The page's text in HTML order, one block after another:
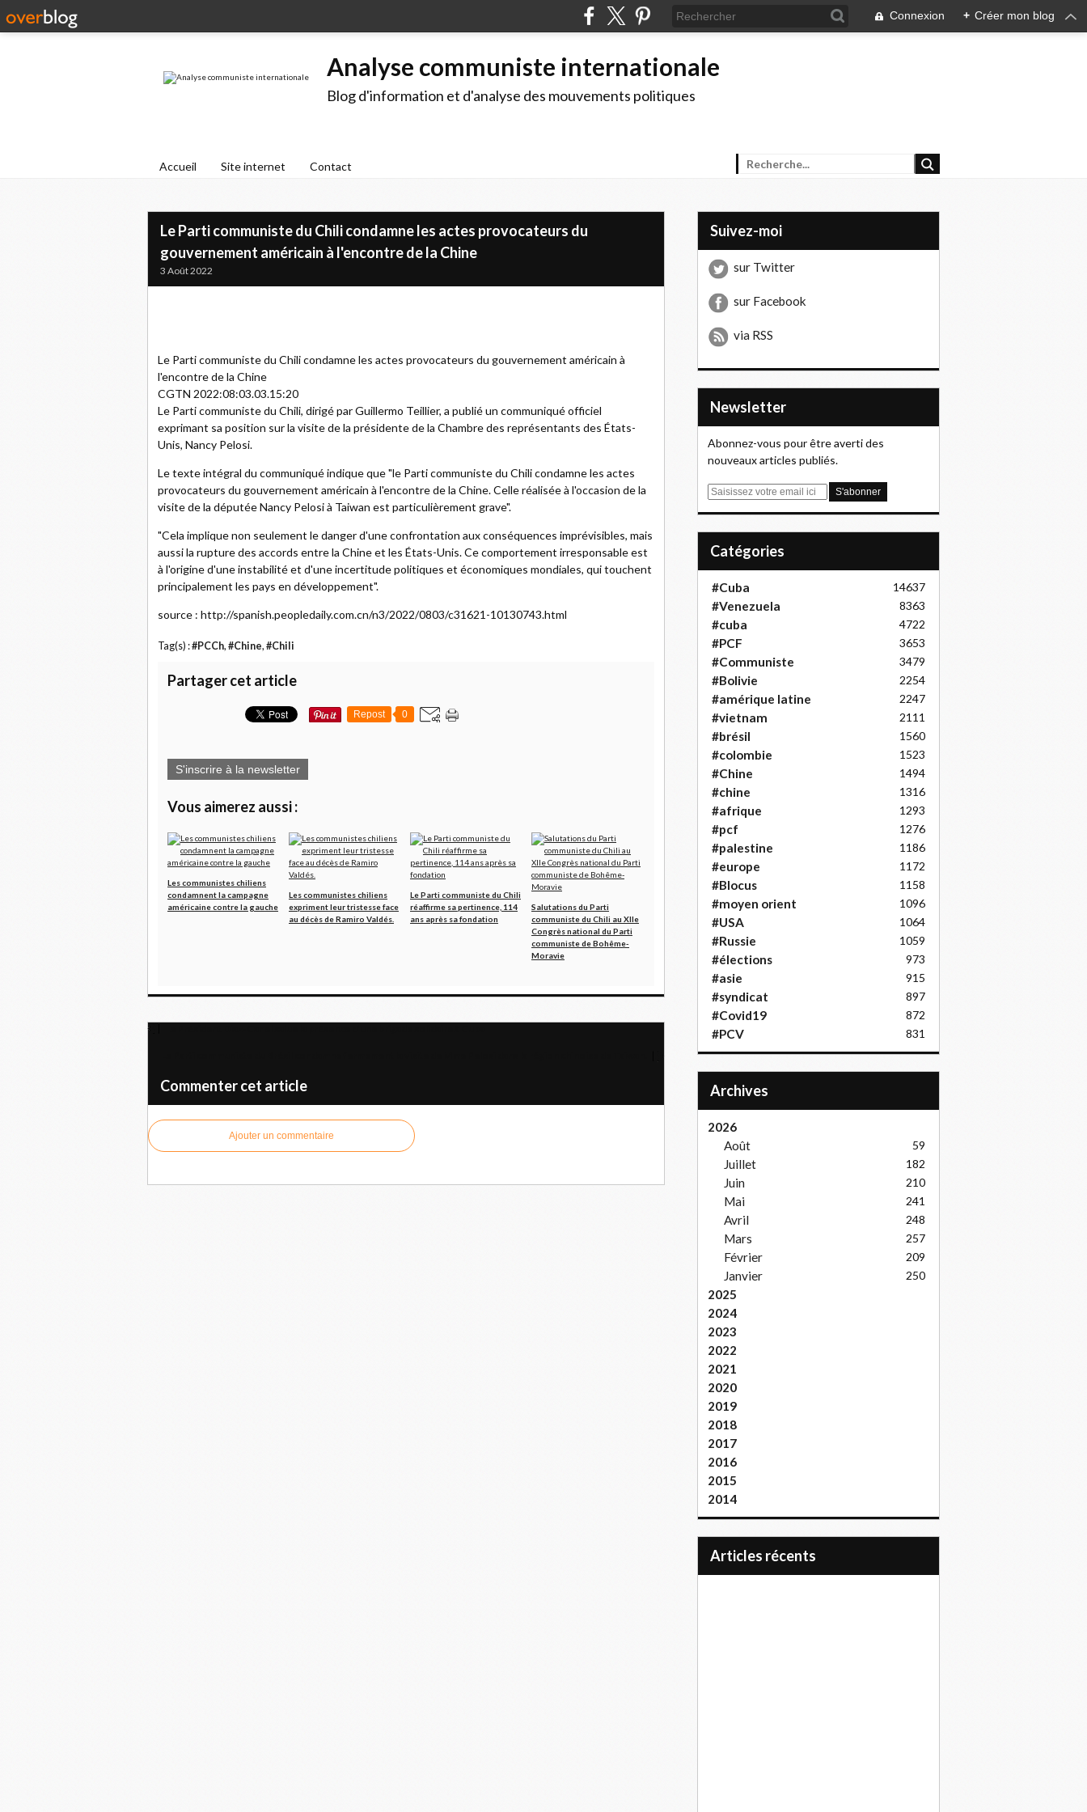
Connexion + Créer mon blog
Analyse communiste internationale
Blog d'information et d'analyse des mouvements politiques
Accueil Site internet Contact
Le Parti communiste du Chili condamne les actes provocateurs du
gouvernement américain à l'encontre de la Chine
3 Août 2022
Le Parti communiste du Chili condamne les actes provocateurs du gouvernement américain à
l'encontre de la Chine
CGTN 2022:08:03.03.15:20
Le Parti communiste du Chili, dirigé par Guillermo Teillier, a publié un communiqué officiel
exprimant sa position sur la visite de la présidente de la Chambre des représentants des États-
Unis, Nancy Pelosi.
Le texte intégral du communiqué indique que "le Parti communiste du Chili condamne les actes
provocateurs du gouvernement américain à l'encontre de la Chine. Celle réalisée à l'occasion de la
visite de la députée Nancy Pelosi à Taiwan est particulièrement grave".
"Cela implique non seulement le danger d'une confrontation aux conséquences imprévisibles, mais
aussi la rupture des accords entre la Chine et les États-Unis. Ce comportement irresponsable est
à l'origine d'une instabilité et d'une incertitude politiques et économiques mondiales, qui touchent
principalement les pays en développement".
source : http://spanish.peopledaily.com.cn/n3/2022/0803/c31621-10130743.html
Tag(s) :#PCCh, #Chine, #Chili
Partager cet article
Repost 0
S'inscrire à la newsletter
Vous aimerez aussi :
Les communistes chiliens
condamnent la campagne
américaine contre la gauche
Les communistes chiliens
expriment leur tristesse face
au décès de Ramiro Valdés.
Le Parti communiste du Chili
réaffirme sa pertinence, 114
ans après sa fondation
Salutations du Parti
communiste du Chili au XIIe
Congrès national du Parti
communiste de Bohême-
Moravie
Commenter cet article
Ajouter un commentaire
Suivez-moi
sur Twitter
sur Facebook
via RSS
Newsletter
Abonnez-vous pour être averti des
nouveaux articles publiés.
E
Catégories
#Cuba 14637
#Venezuela 8363
#cuba 4722
#PCF 3653
#Communiste 3479
#Bolivie 2254
#amérique latine 2247
#vietnam 2111
#brésil 1560
#colombie 1523
#Chine 1494
#chine 1316
#afrique 1293
#pcf 1276
#palestine 1186
#europe 1172
#Blocus 1158
#moyen orient 1096
#USA 1064
#Russie 1059
#élections 973
#asie 915
#syndicat 897
#Covid19 872
#PCV 831
Archives
2026
Août
59
Juillet 182
Juin 210
Mai 241
Avril 248
Mars 257
Février 209
Janvier 250
2025
2024
2023
2022
2021
2020
2019
2018
2017
2016
2015
2014
articles récents